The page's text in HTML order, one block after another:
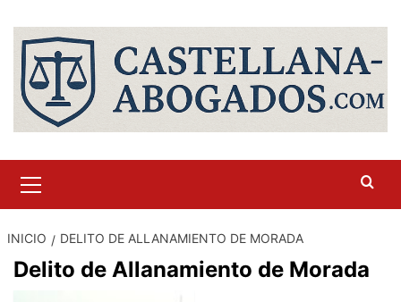
contenido
primario
INICIO DELITO DE ALLANAMIENTO DE MORADA
Delito de Allanamiento de Morada